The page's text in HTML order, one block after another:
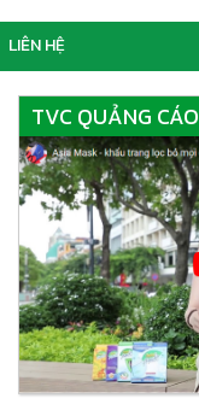
LIÊN HỆ
TVC QUẢNG CÁO